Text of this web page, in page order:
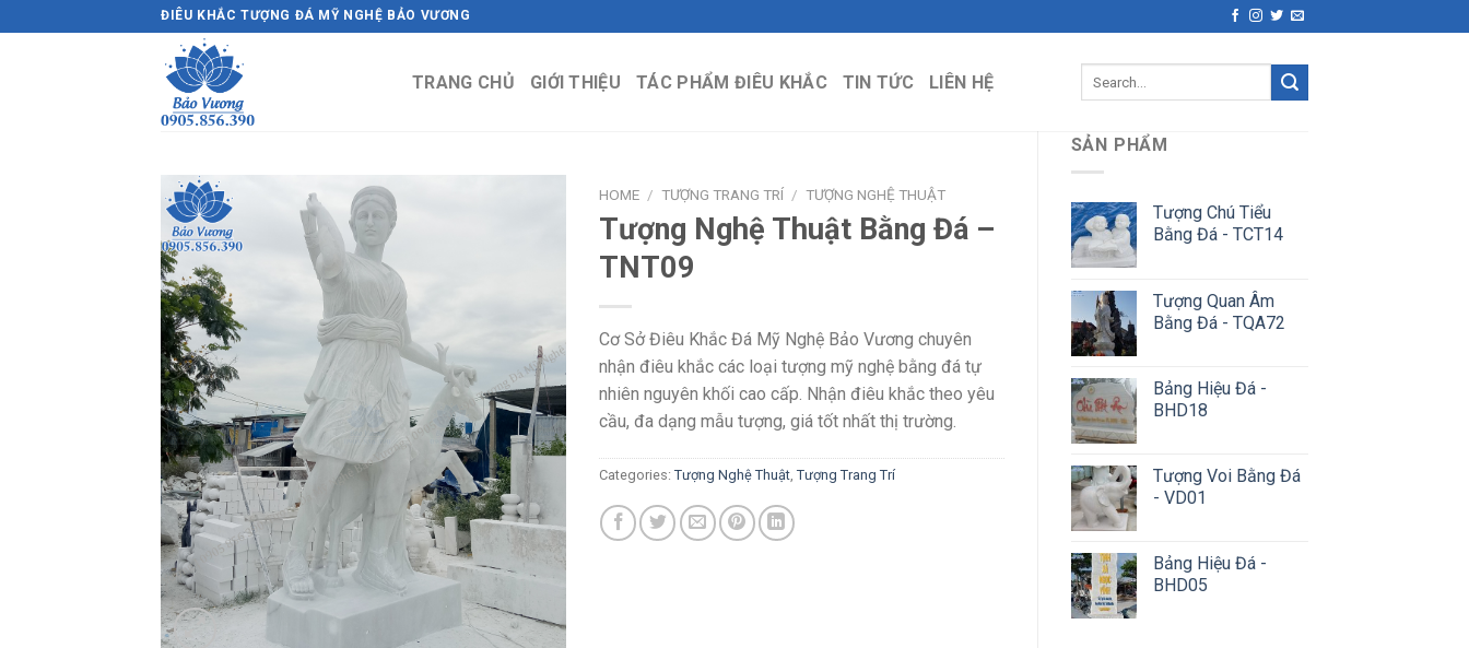
to
ĐIÊU KHẮC TƯỢNG ĐÁ MỸ NGHỆ BẢO VƯƠNG
TRANG CHỦ GIỚI THIỆU TÁC PHẨM ĐIÊU KHẮC TIN TỨC LIÊN HỆ
SẢN PHẨM
Tượng Chú Tiểu
Bằng Đá - TCT14
Tượng Quan Âm
Bằng Đá - TQA72
Bảng Hiệu Đá -
BHD18
Tượng Voi Bằng Đá
- VD01
Bảng Hiệu Đá -
BHD05
HOME / TƯỢNG TRANG TRÍ / TƯỢNG NGHỆ THUẬT
Tượng Nghệ Thuật Bằng Đá –
TNT09
Cơ Sở Điêu Khắc Đá Mỹ Nghệ Bảo Vương chuyên
nhận điêu khắc các loại tượng mỹ nghệ bằng đá tự
nhiên nguyên khối cao cấp. Nhận điêu khắc theo yêu
cầu, đa dạng mẫu tượng, giá tốt nhất thị trường.
Categories: Tượng Nghệ Thuật, Tượng Trang Trí